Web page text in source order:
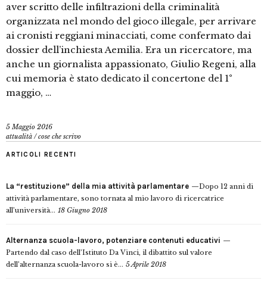
aver scritto delle infiltrazioni della criminalità
organizzata nel mondo del gioco illegale, per arrivare
ai cronisti reggiani minacciati, come confermato dai
dossier dell’inchiesta Aemilia. Era un ricercatore, ma
anche un giornalista appassionato, ‪‎Giulio Regeni‬, alla
cui memoria è stato dedicato il concertone del 1°
maggio, …
5 Maggio 2016
attualità /cose che scrivo
ARTICOLI RECENTI
La “restituzione” della mia attività parlamentare
Dopo 12 anni di
attività parlamentare, sono tornata al mio lavoro di ricercatrice
all’università... 18 Giugno 2018
Alternanza scuola-lavoro, potenziare contenuti educativi
Partendo dal caso dell’Istituto Da Vinci, il dibattito sul valore
dell’alternanza scuola-lavoro si è... 5 Aprile 2018